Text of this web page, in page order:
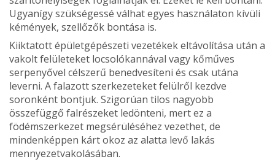
Ugyanígy szüksé­gessé válhat egyes használaton kívüli
kémények, szellőzők bontása is.
Kiiktatott épületgépészeti vezetékek eltávolítása után a
vakolt felületeket locsolókannával vagy kőműves
serpenyővel célszerű benedvesíteni és csak utána
leverni. A falazott szerkezeteket felülről kezdve
soronként bontjuk. Szigorúan tilos nagyobb
összefüggő falrészeket ledönteni, mert ez a
födémszerkezet megsérüléséhez vezethet, de
mindenkép­pen kárt okoz az alatta levő lakás
mennyezetvakolásában.